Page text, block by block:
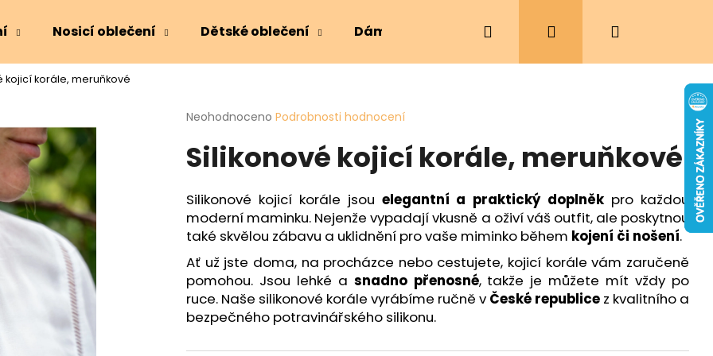
Nosicí oblečení Dětské oblečení Dámské oblečení Ergonomická nosítka
Hledat PřihlášeníNákupní
kojicí korále, meruňkové
Průměrné
produktu
je
z
5
hvězdiček.
Neohodnoceno Podrobnosti hodnocení
Silikonové kojicí korále, meruňkové
Silikonové kojicí korále jsou elegantní a praktický doplněk pro každou
moderní maminku. Nejenže vypadají vkusně a oživí váš outfit, ale poskytnou
také skvělou zábavu a uklidnění pro vaše miminko během kojení či nošení.
Ať už jste doma, na procházce nebo cestujete, kojicí korále vám zaručeně
pomohou. Jsou lehké a snadno přenosné, takže je můžete mít vždy po
ruce. Naše silikonové korále vyrábíme ručně v České republice z kvalitního a
bezpečného potravinářského silikonu.
Co potřebujete najít?
HLEDAT
Doporučujeme